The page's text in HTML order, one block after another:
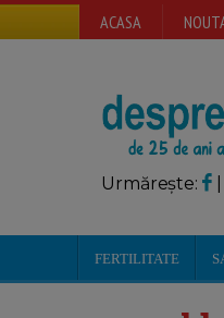
ACASA
Urmărește:
FERTILITATE